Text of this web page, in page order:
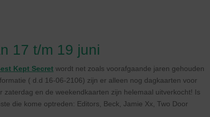
17 t/m 19 juni
Kept Secret wordt net zoals voorafgaande jaren gehouden
( d.d 16-06-2106) zijn er alleen nog dagkaarten voor
en de weekendkaarten zijn helemaal uitverkocht! Is
die kome optreden: Editors, Beck, Jamie Xx, Two Door